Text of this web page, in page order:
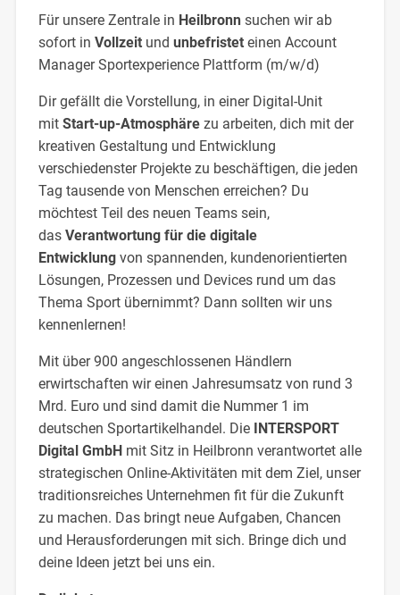
Für unsere Zentrale in Heilbronnsuchen wir ab
sofort in Vollzeit und unbefristet einen Account
Manager Sportexperience Plattform (m/w/d)
Dir gefällt die Vorstellung, in einer Digital-Unit
mit Start-up-Atmosphärezu arbeiten, dich mit der
kreativen Gestaltung und Entwicklung
verschiedenster Projekte zu beschäftigen, die jeden
Tag tausende von Menschen erreichen? Du
möchtest Teil des neuen Teams sein,
das Verantwortung für die digitale
Entwicklungvon spannenden, kundenorientierten
Lösungen, Prozessen und Devices rund um das
Thema Sport übernimmt? Dann sollten wir uns
kennenlernen!
Mit über 900 angeschlossenen Händlern
erwirtschaften wir einen Jahresumsatz von rund 3
Mrd. Euro und sind damit die Nummer 1 im
deutschen Sportartikelhandel. Die
INTERSPORT
Digital GmbH mit Sitz in Heilbronn verantwortet alle
strategischen Online-Aktivitäten mit dem Ziel, unser
traditionsreiches Unternehmen fit für die Zukunft
zu machen. Das bringt neue Aufgaben, Chancen
und Herausforderungen mit sich. Bringe dich und
deine Ideen jetzt bei uns ein.